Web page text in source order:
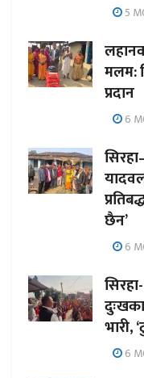
5
मलम:
प्रदान
6
छैन’
6
भारी,
6